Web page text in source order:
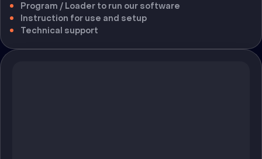
Program / Loader to run our software
Instruction for use and setup
Technical support